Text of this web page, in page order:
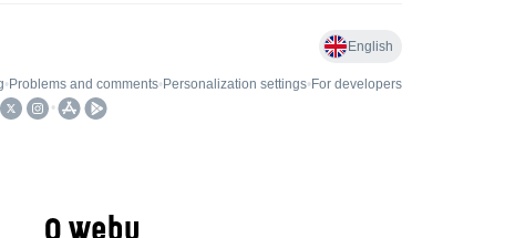
O webu